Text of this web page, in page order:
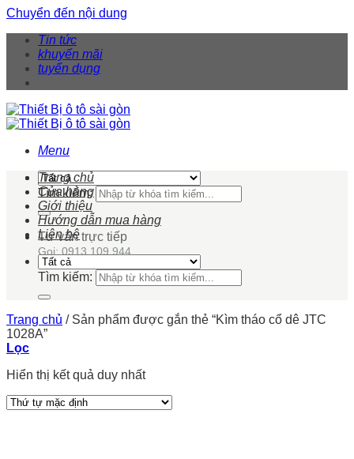
Chuyển đến nội dung
Tin tức
khuyến mãi
tuyển dụng
Menu
Tìm kiếm:
Tư vấn trực tiếp
Gọi: 0913 109 944
Trang chủ
Cửa hàng
Giới thiệu
Hướng dẫn mua hàng
Liên hệ
Tìm kiếm:
Trang chủ /Sản phẩm được gắn thẻ “Kìm tháo cổ dê JTC
1028A”
Lọc
Hiển thị kết quả duy nhất